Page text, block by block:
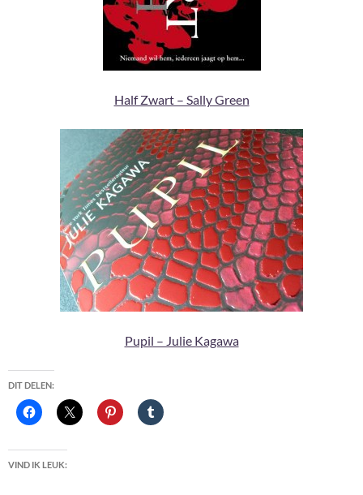
Half Zwart – Sally Green
Pupil – Julie Kagawa
DIT DELEN:
VIND IK LEUK: